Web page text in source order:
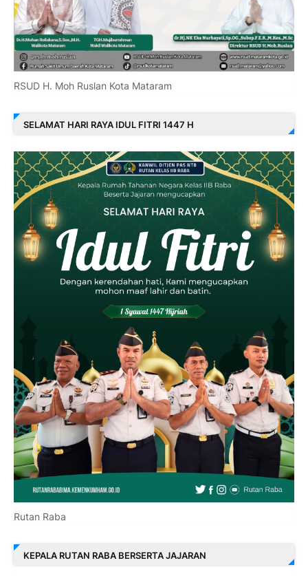
RSUD H. Moh Ruslan Kota Mataram
SELAMAT HARI RAYA IDUL FITRI 1447 H
Rutan Raba
KEPALA RUTAN RABA BERSERTA JAJARAN